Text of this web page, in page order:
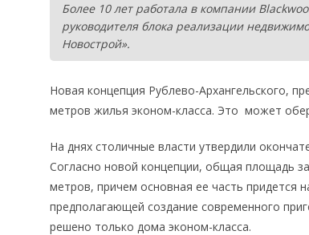
Более 10 лет работала в компании
руководителя блока реализации
Новострой».
Новая концепция Рублево-Архангельского,
метров жилья эконом-класса. Это может
На днях столичные власти утвердили
Согласно новой концепции, общая площадь
метров, причем основная ее часть придется
предполагающей создание современного
решено только дома эконом-класса.